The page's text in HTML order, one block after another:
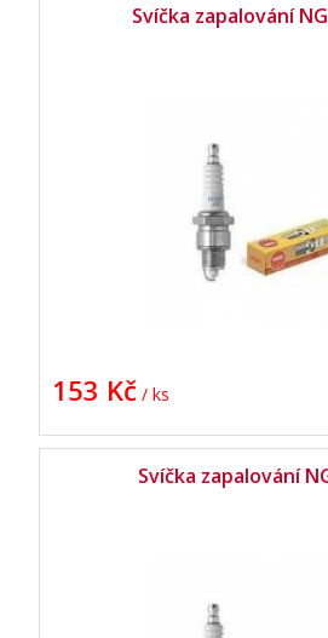
Svíčka zapalování
153 Kč / ks
Svíčka zapalování